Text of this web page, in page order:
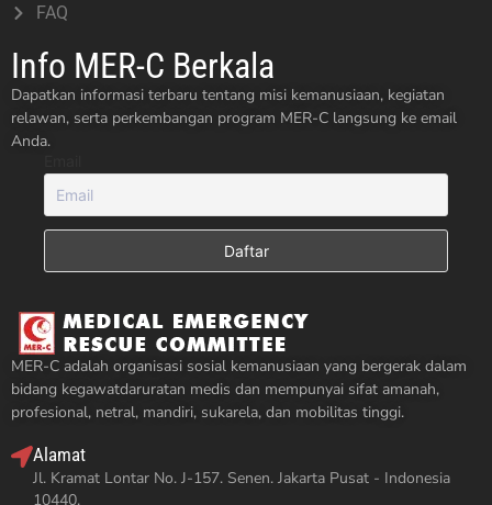
MER-C adalah organisasi sosial kemanusiaan yang bergerak dalam
bidang kegawatdaruratan medis dan mempunyai sifat amanah,
profesional, netral, mandiri, sukarela, dan mobilitas tinggi.
Alamat
Jl. Kramat Lontar No. J-157. Senen. Jakarta Pusat - Indonesia
10440.
FAQ
Info MER-C Berkala
Dapatkan informasi terbaru tentang misi kemanusiaan, kegiatan
relawan, serta perkembangan program MER-C langsung ke email
Anda.